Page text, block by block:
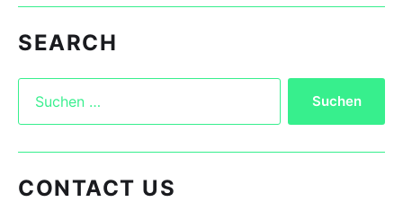
SEARCH
CONTACT US